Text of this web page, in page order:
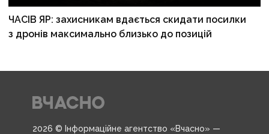
ЧАСІВ ЯР: захисникам вдається скидати посилки
з дронів максимально близько до позицій
2026 © Інформаційне агентство «Вчасно» —